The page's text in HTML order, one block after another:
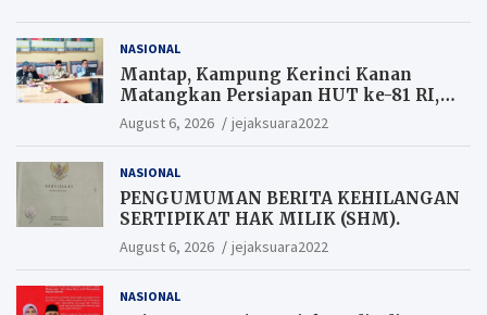
NASIONAL
Mantap, Kampung Kerinci Kanan
Matangkan Persiapan HUT ke-81 RI,
Warga yang ikut Upacara
Berkesempatan Raih Hadiah
August 6, 2026 jejaksuara2022
NASIONAL
PENGUMUMAN BERITA KEHILANGAN
SERTIPIKAT HAK MILIK (SHM).
August 6, 2026 jejaksuara2022
NASIONAL